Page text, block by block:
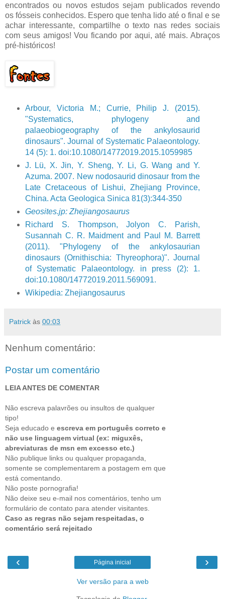
encontrados ou novos estudos sejam publicados revendo
os fósseis conhecidos. Espero que tenha lido até o final e se
achar interessante, compartilhe o texto nas redes sociais
com seus amigos! Vou ficando por aqui, até mais. Abraços
pré-históricos!
Arbour, Victoria M.; Currie, Philip J. (2015).
"Systematics, phylogeny and
palaeobiogeography of the ankylosaurid
dinosaurs". Journal of Systematic Palaeontology.
14 (5): 1. doi:10.1080/14772019.2015.1059985
J. Lü, X. Jin, Y. Sheng, Y. Li, G. Wang and Y.
Azuma. 2007. New nodosaurid dinosaur from the
Late Cretaceous of Lishui, Zhejiang Province,
China. Acta Geologica Sinica 81(3):344-350
Geosites.jp: Zhejiangosaurus
Richard S. Thompson, Jolyon C. Parish,
Susannah C. R. Maidment and Paul M. Barrett
(2011). "Phylogeny of the ankylosaurian
dinosaurs (Ornithischia: Thyreophora)". Journal
of Systematic Palaeontology. in press (2): 1.
doi:10.1080/14772019.2011.569091.
Wikipedia: Zhejiangosaurus
Patrick às 00:03
Nenhum comentário:
Postar um comentário
LEIA ANTES DE COMENTAR
Não escreva palavrões ou insultos de qualquer
tipo!
Seja educado e escreva em português correto e
não use linguagem virtual (ex: miguxês,
abreviaturas de msn em excesso etc.)
Não publique links ou qualquer propaganda,
somente se complementarem a postagem em que
está comentando.
Não poste pornografia!
Não deixe seu e-mail nos comentários, tenho um
formulário de contato para atender visitantes.
Caso as regras não sejam respeitadas, o
comentário será rejeitado
‹ ›
Página inicial
Ver versão para a web